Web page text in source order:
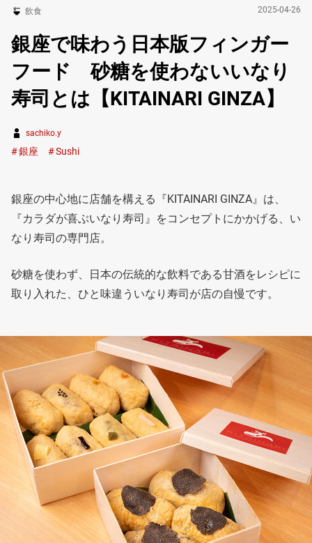
飲食 2025-04-26
銀座で味わう日本版フィンガー
フード 砂糖を使わないいなり
寿司とは【KITAINARI GINZA】
sachiko.y
銀座 Sushi
銀座の中心地に店舗を構える『KITAINARI GINZA』は、
『カラダが喜ぶいなり寿司』をコンセプトにかかげる、い
なり寿司の専門店。
砂糖を使わず、日本の伝統的な飲料である甘酒をレシピに
取り入れた、ひと味違ういなり寿司が店の自慢です。